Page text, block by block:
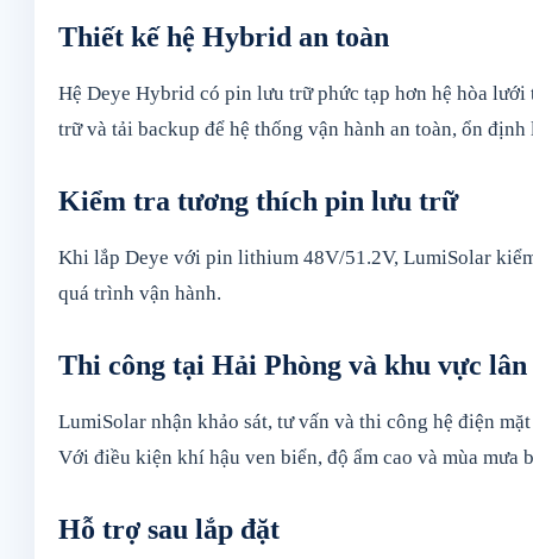
Thiết kế hệ Hybrid an toàn
Hệ Deye Hybrid có pin lưu trữ phức tạp hơn hệ hòa
trữ và tải backup để hệ thống vận hành an toàn, ổn định
Kiểm tra tương thích pin lưu trữ
Khi lắp Deye với pin lithium 48V/51.2V, LumiSolar
quá trình vận hành.
Thi công tại Hải Phòng và khu vực lân
LumiSolar nhận khảo sát, tư vấn và thi công hệ điện
Với điều kiện khí hậu ven biển, độ ẩm cao và mùa mưa
Hỗ trợ sau lắp đặt